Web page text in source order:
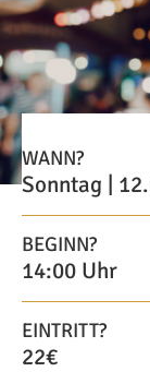
WANN?
Sonntag |
BEGINN?
14:00 Uhr
EINTRITT?
22€